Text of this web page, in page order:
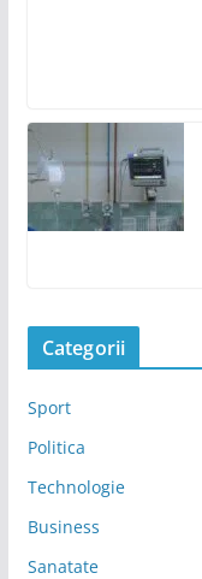
Categorii
Sport
Politica
Technologie
Business
Sanatate